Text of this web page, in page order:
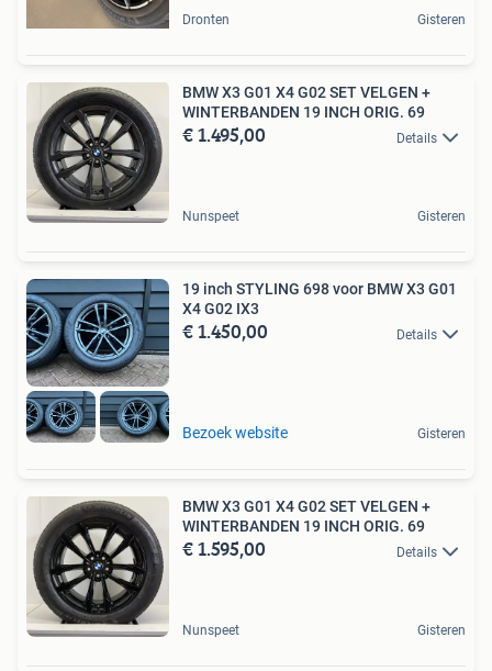
Dronten Gisteren
BMW X3 G01 X4 G02 SET VELGEN +
WINTERBANDEN 19 INCH ORIG. 69
€ 1.495,00 Details
Nunspeet Gisteren
19 inch STYLING 698 voor BMW X3 G01
X4 G02 IX3
€ 1.450,00 Details
Bezoek website Gisteren
BMW X3 G01 X4 G02 SET VELGEN +
WINTERBANDEN 19 INCH ORIG. 69
€ 1.595,00 Details
Nunspeet Gisteren